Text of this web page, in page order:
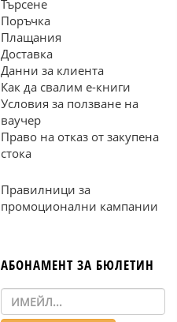
Търсене
Поръчка
Плащания
Доставка
Данни за клиента
Как да свалим е-книги
Условия за ползване на
ваучер
Право на отказ от закупена
стока
Правилници за
промоционални кампании
АБОНАМЕНТ ЗА БЮЛЕТИН